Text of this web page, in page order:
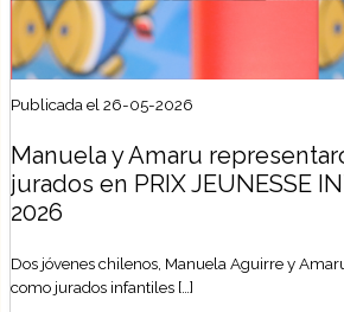
Publicada el 26-05-2026
Manuela y Amaru
jurados en PRIX JEUNESSE
2026
Dos jóvenes chilenos, Manuela Aguirre y
como jurados infantiles […]